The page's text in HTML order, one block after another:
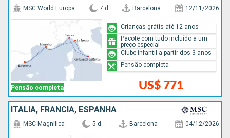
Pensão completa
MSC World Europa 7 d Barcelona 12/11/2026
US$ 771
Crianças grátis até 12 anos
Pacote com tudo incluído a um
preço especial
Clube infantil a partir dos 3 anos
Pensão completa
ITÁLIA, FRANCIA, ESPANHA
MSC Magnifica 5 d Barcelona 04/12/2026